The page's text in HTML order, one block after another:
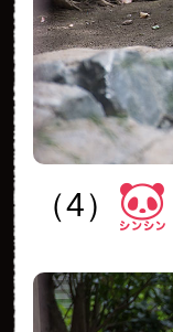
（4）